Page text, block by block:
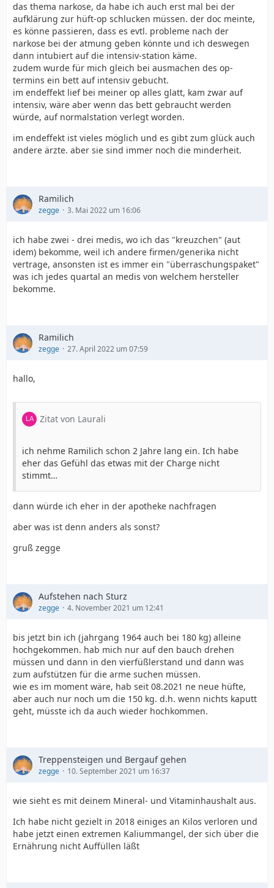
das thema narkose, da habe ich auch erst mal bei der
aufklärung zur hüft-op schlucken müssen. der doc meinte,
es könne passieren, dass es evtl. probleme nach der
narkose bei der atmung geben könnte und ich deswegen
dann intubiert auf die intensiv-station käme.
zudem wurde für mich gleich bei ausmachen des op-
termins ein bett auf intensiv gebucht.
im endeffekt lief bei meiner op alles glatt, kam zwar auf
intensiv, wäre aber wenn das bett gebraucht werden
würde, auf normalstation verlegt worden.
im endeffekt ist vieles möglich und es gibt zum glück auch
andere ärzte. aber sie sind immer noch die minderheit.
Ramilich
zegge 3. Mai 2022 um 16:06
ich habe zwei - drei medis, wo ich das "kreuzchen" (aut
idem) bekomme, weil ich andere firmen/generika nicht
vertrage, ansonsten ist es immer ein "überraschungspaket"
was ich jedes quartal an medis von welchem hersteller
bekomme.
Ramilich
zegge 27. April 2022 um 07:59
hallo,
Zitat von Laurali
ich nehme Ramilich schon 2 Jahre lang ein. Ich habe
eher das Gefühl das etwas mit der Charge nicht
stimmt…
dann würde ich eher in der apotheke nachfragen
aber was ist denn anders als sonst?
gruß zegge
Aufstehen nach Sturz
zegge 4. November 2021 um 12:41
bis jetzt bin ich (jahrgang 1964 auch bei 180 kg) alleine
hochgekommen. hab mich nur auf den bauch drehen
müssen und dann in den vierfüßlerstand und dann was
zum aufstützen für die arme suchen müssen.
wie es im moment wäre, hab seit 08.2021 ne neue hüfte,
aber auch nur noch um die 150 kg. d.h. wenn nichts kaputt
geht, müsste ich da auch wieder hochkommen.
Treppensteigen und Bergauf gehen
zegge 10. September 2021 um 16:37
wie sieht es mit deinem Mineral- und Vitaminhaushalt aus.
Ich habe nicht gezielt in 2018 einiges an Kilos verloren und
habe jetzt einen extremen Kaliummangel, der sich über die
Ernährung nicht Auffüllen läßt